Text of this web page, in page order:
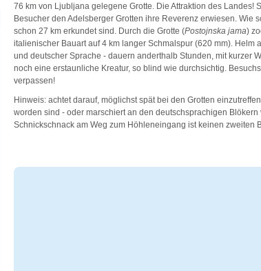
76 km von Ljubljana gelegene Grotte. Die Attraktion des
Besucher den Adelsberger Grotten ihre Reverenz erwiesen. Wie
schon 27 km erkundet sind. Durch die Grotte (Postojnska jama)
italienischer Bauart auf 4 km langer Schmalspur (620 mm).
und deutscher Sprache - dauern anderthalb Stunden, mit kurzer
noch eine erstaunliche Kreatur, so blind wie durchsichtig.
verpassen!
Hinweis: achtet darauf, möglichst spät bei den Grotten
worden sind - oder marschiert an den deutschsprachigen
Schnickschnack am Weg zum Höhleneingang ist keinen zweiten